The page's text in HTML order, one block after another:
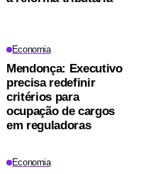
Economia
Mendonça: Executivo
precisa redefinir
critérios para
ocupação de cargos
em reguladoras
Economia